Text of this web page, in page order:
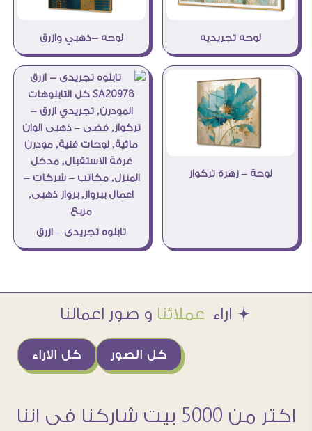
لوحه تجريديه لوحه -ذهبي وازرق
لوحة – زهرة تركواز
تابلوه تجريدى – ازرق
Æ اراء عملائنا و صور اعمالنا
كل الاراء كل الصور
اكتر من 5000 بيت شاركنا فى اننا